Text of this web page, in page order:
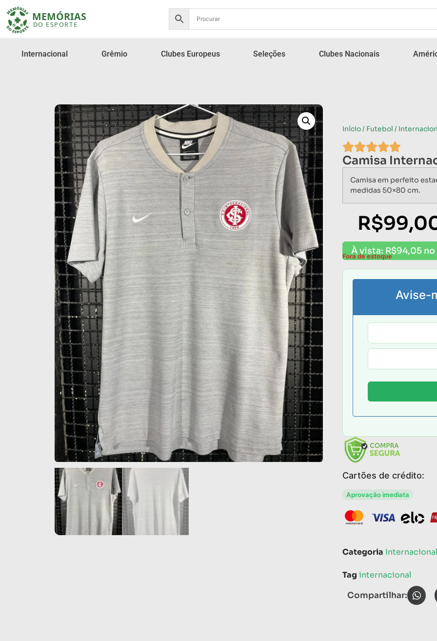
Internacional Grêmio Clubes Europeus Seleções Clubes Nacionais
Início/ Futebol /
Camisa
Camisa em perfeito
medidas 50×80 cm.
R$
À vista: R$94,05 no
Fora de estoque
Avise-
Cartões de crédito:
Aprovação imediata
Categoria
Tag internacional
Compartilhar: